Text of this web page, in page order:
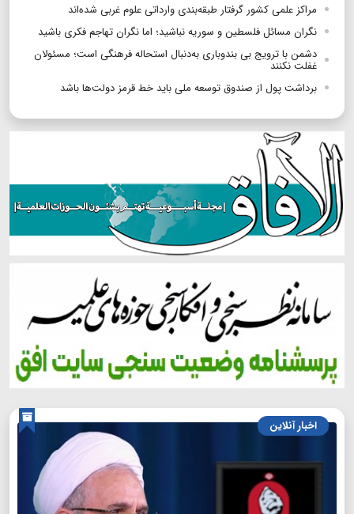
مراکز علمی کشور گرفتار طبقه‌بندی وارداتی علوم غربی شده‌اند
نگران مسائل فلسطین و سوریه نباشید؛ اما نگران تهاجم فکری باشید
دشمن با ترویج بی بندوباری به‌دنبال استحاله فرهنگی است؛ مسئولان
غفلت نکنند
برداشت پول از صندوق توسعه ملی باید خط قرمز دولت‌ها باشد
اخبار آنلاین